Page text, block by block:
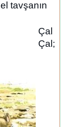
tavşanın
Çal
Çal;